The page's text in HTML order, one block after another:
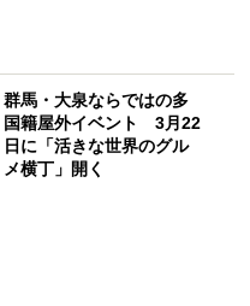
群馬・大泉ならではの多
国籍屋外イベント 3月22
日に「活きな世界のグル
メ横丁」開く